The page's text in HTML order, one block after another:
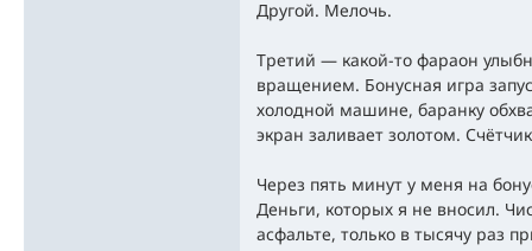
Другой. Мелочь.
Третий — какой-то фараон
вращением. Бонусная игра
холодной машине, баранку
экран заливает золотом.
Через пять минут у меня на
Деньги, которых я не вносил.
асфальте, только в тысячу раз